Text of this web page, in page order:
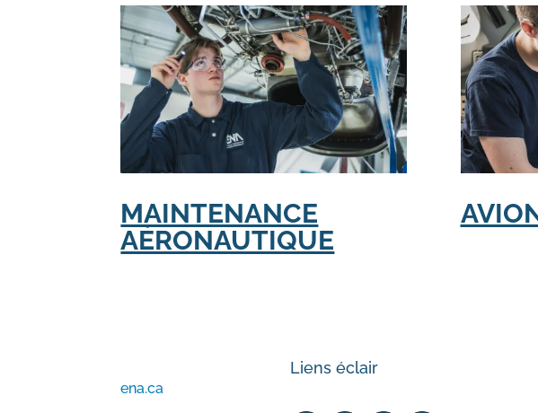
MAINTENANCE
AÉRONAUTIQUE
ena.ca
Liens éclair